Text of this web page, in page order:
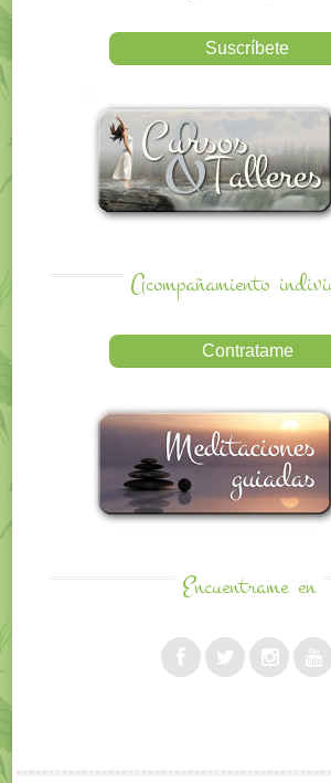
Acompañamiento
Encuentrame en